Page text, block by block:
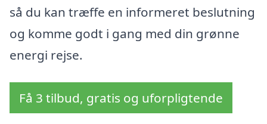
så du kan træffe en informeret beslutning
og komme godt i gang med din grønne
energi rejse.
Få 3 tilbud, gratis og uforpligtende